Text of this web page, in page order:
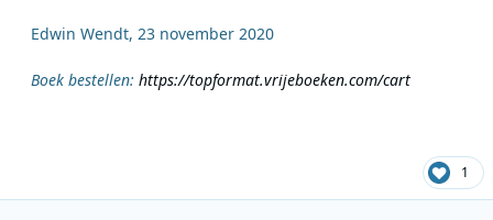
Edwin Wendt, 23 november 2020
Boek bestellen: https://topformat.vrijeboeken.com/cart
1